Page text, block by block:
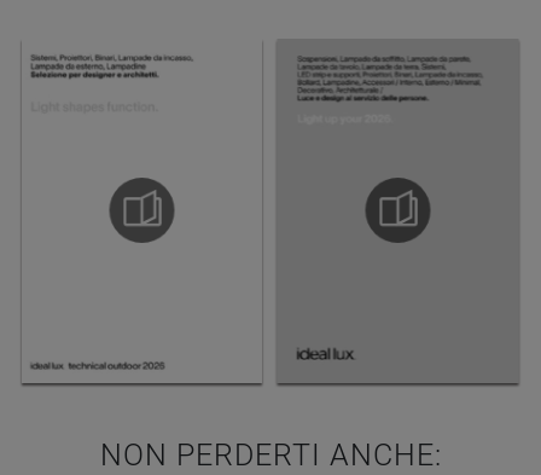
NON PERDERTI ANCHE: